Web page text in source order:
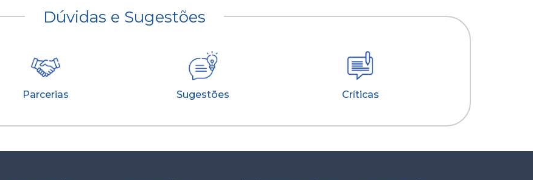
Dúvidas e Sugestões
Parcerias Sugestões Críticas